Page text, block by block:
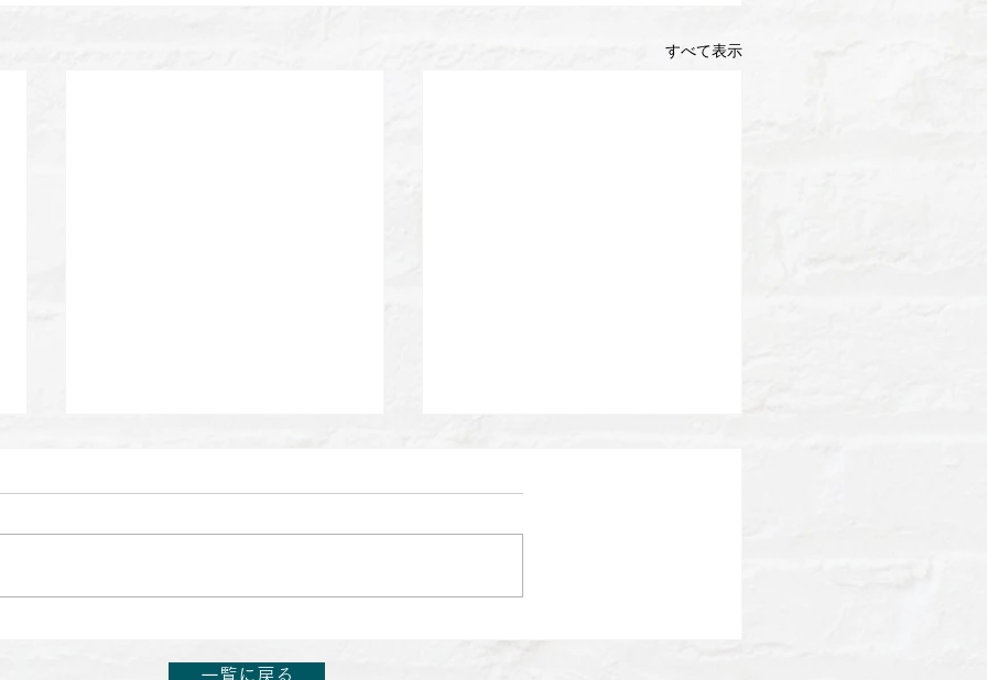
すべて表示
ビ「1億人の大質問!?笑ってコ
一覧に戻る